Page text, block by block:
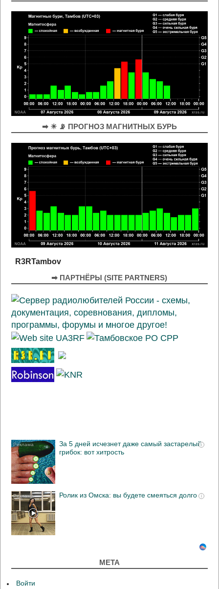
➡ ☀ 📡 ПРОГНОЗ МАГНИТНЫХ БУРЬ
R3RTambov
➡ ПАРТНЁРЫ (SITE PARTNERS)
i
За 5 дней исчезнет даже самый застарелый
грибок: вот хитрость
i
Ролик из Омска: вы будете смеяться долго
МЕТА
Войти